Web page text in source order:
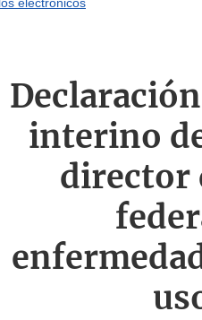
electrónicos
interino
director